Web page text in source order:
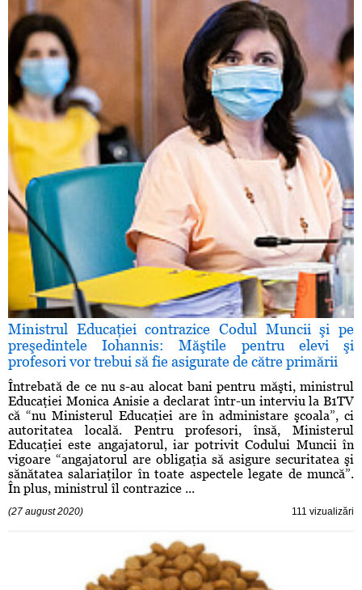
Ministrul Educaţiei contrazice Codul Muncii şi pe
preşedintele Iohannis: Măştile pentru elevi şi
profesori vor trebui să fie asigurate de către primării
Întrebată de ce nu s-au alocat bani pentru măşti, ministrul
Educaţiei Monica Anisie a declarat într-un interviu la B1TV
că “nu Ministerul Educaţiei are în administare şcoala”, ci
autoritatea locală. Pentru profesori, însă, Ministerul
Educaţiei este angajatorul, iar potrivit Codului Muncii în
vigoare “angajatorul are obligaţia să asigure securitatea şi
sănătatea salariaţilor în toate aspectele legate de muncă”.
În plus, ministrul îl contrazice ...
(27 august 2020) 111 vizualizări